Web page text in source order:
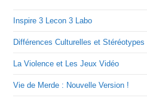
Inspire 3 Lecon 3 Labo
Différences Culturelles et Stéréotypes
La Violence et Les Jeux Vidéo
Vie de Merde : Nouvelle Version !